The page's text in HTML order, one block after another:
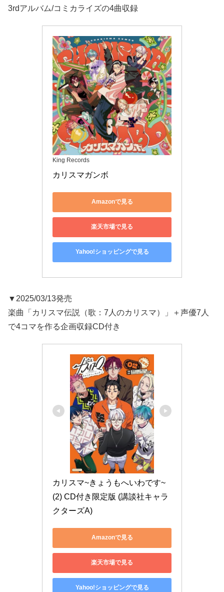
3rdアルバム/コミカライズの4曲収録
King Records
カリスマガンボ
Amazonで見る
楽天市場で見る
Yahoo!ショッピングで見る
▼2025/03/13発売
楽曲「カリスマ伝説（歌：7人のカリスマ）」＋声優7人
で4コマを作る企画収録CD付き
カリスマ~きょうもへいわです~
(2) CD付き限定版 (講談社キャラ
クターズA)
Amazonで見る
楽天市場で見る
Yahoo!ショッピングで見る